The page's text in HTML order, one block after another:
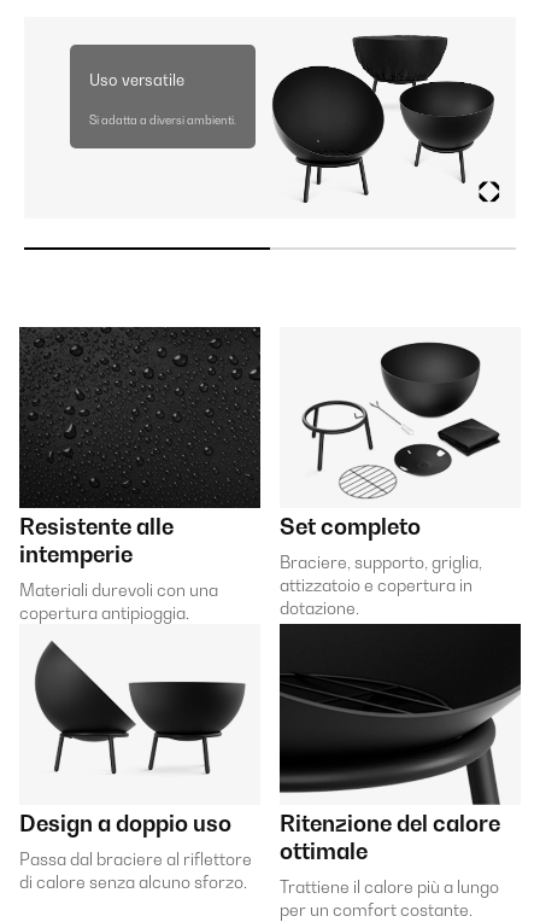
Uso versatile
Si adatta a diversi ambienti.
Resistente alle
intemperie
Materiali durevoli con una
copertura antipioggia.
Set completo
Braciere, supporto, griglia,
attizzatoio e copertura in
dotazione.
Design a doppio uso
Passa dal braciere al riflettore
di calore senza alcuno sforzo.
Ritenzione del calore
ottimale
Trattiene il calore più a lungo
per un comfort costante.